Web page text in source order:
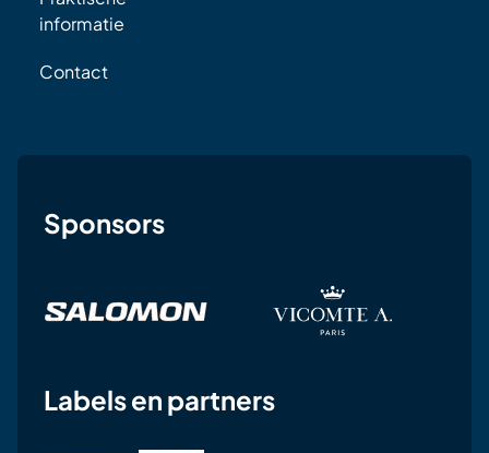
informatie
Contact
Sponsors
Labels en partners